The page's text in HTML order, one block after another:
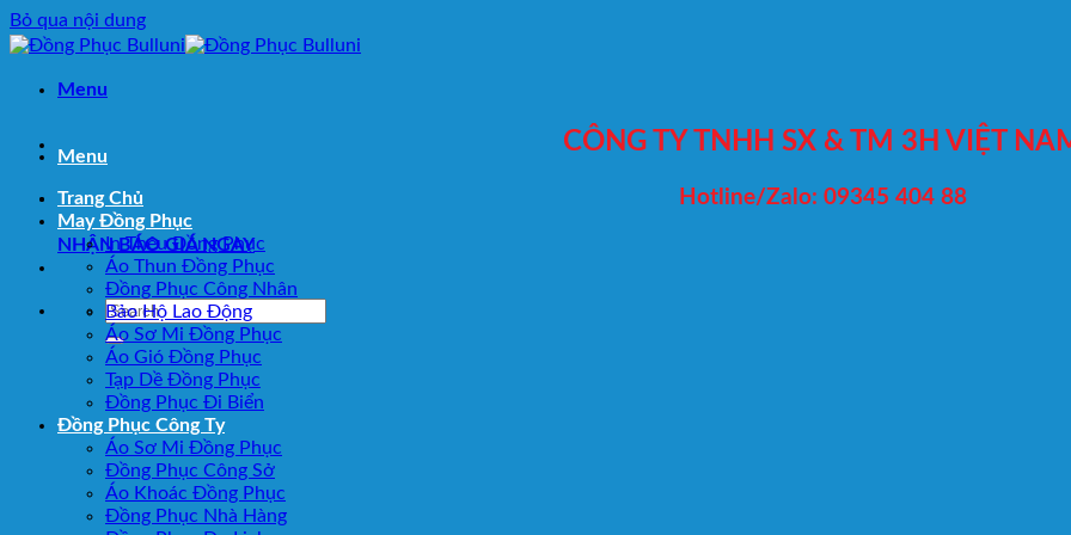
Bỏ qua nội dung
Menu
CÔNG TY TNHH SX & TM 3H VIỆT
Hotline/Zalo: 09345 404 88
NHẬN BÁO GIÁ NGAY
Menu
Trang Chủ
May Đồng Phục
In Thêu Đồng Phục
Áo Thun Đồng Phục
Đồng Phục Công Nhân
Bảo Hộ Lao Động
Áo Sơ Mi Đồng Phục
Áo Gió Đồng Phục
Tạp Dề Đồng Phục
Đồng Phục Đi Biển
Đồng Phục Công Ty
Áo Sơ Mi Đồng Phục
Đồng Phục Công Sở
Áo Khoác Đồng Phục
Đồng Phục Nhà Hàng